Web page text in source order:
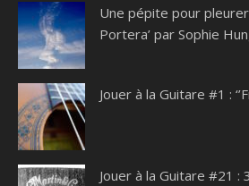
Une pépite pour pleurer
Portera’ par Sophie
Jouer à la Guitare #1 :
Jouer à la Guitare #21 :